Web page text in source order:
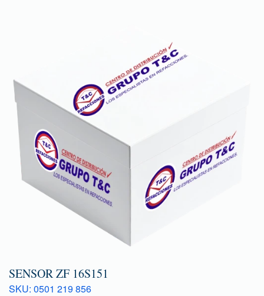
SENSOR ZF 16S151
SKU: 0501 219 856